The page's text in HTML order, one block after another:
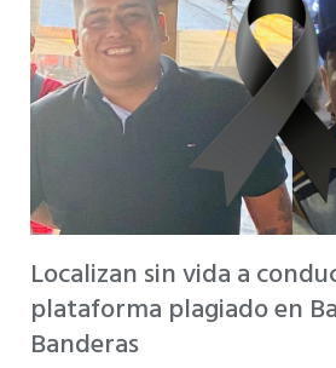
Localizan sin vida a
plataforma plagiado en
Banderas